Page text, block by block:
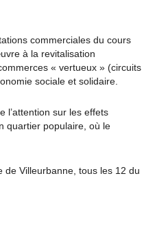
commerciales du cours
à la revitalisation
« vertueux » (circuits
sociale et solidaire.
l’attention sur les effets
quartier populaire, où le
de Villeurbanne, tous les 12 du